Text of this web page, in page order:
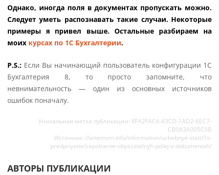
Однако, иногда поля в документах пропускать можно.
Следует уметь распознавать такие случаи. Некоторые
примеры я привел выше. Остальные разбираем на
моих курсах по 1С Бухгалтерии.
P.S.: Если Вы начинающий пользователь конфигурации 1С
Бухгалтерия 8, то просто запомните, что
невнимательность — один из основных источников
ошибок поначалу.
Уникальная метка публикации: 8FA2FAC6-43CD-1AD2-6EC7-
CB0A3A005C0B
Источник: //artemvm.info/information/uchebnye-stati/1s-
predpriyatie/zapolnenie-obyazatelnyh-polej-v-dokumentah/
АВТОРЫ ПУБЛИКАЦИИ